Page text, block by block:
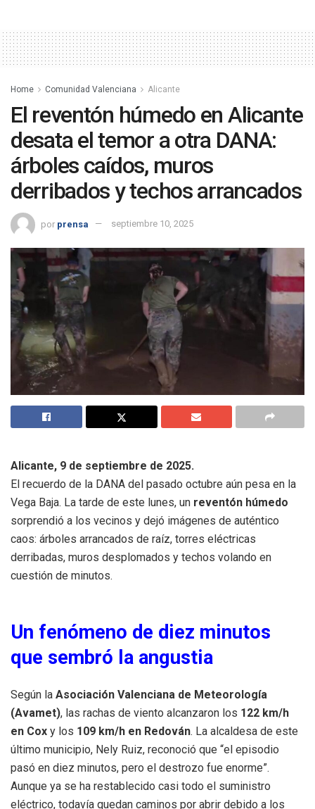
Home Comunidad Valenciana Alicante
El reventón húmedo en Alicante
desata el temor a otra DANA:
árboles caídos, muros
derribados y techos arrancados
por prensa septiembre 10, 2025
Alicante, 9 de septiembre de 2025.
El recuerdo de la DANA del pasado octubre aún pesa en la
Vega Baja. La tarde de este lunes, un reventón húmedo
sorprendió a los vecinos y dejó imágenes de auténtico
caos: árboles arrancados de raíz, torres eléctricas
derribadas, muros desplomados y techos volando en
cuestión de minutos.
Un fenómeno de diez minutos
que sembró la angustia
Según la Asociación Valenciana de Meteorología
(Avamet), las rachas de viento alcanzaron los 122 km/h
en Cox y los 109 km/h en Redován. La alcaldesa de este
último municipio, Nely Ruiz, reconoció que “el episodio
pasó en diez minutos, pero el destrozo fue enorme”.
Aunque ya se ha restablecido casi todo el suministro
eléctrico, todavía quedan caminos por abrir debido a los